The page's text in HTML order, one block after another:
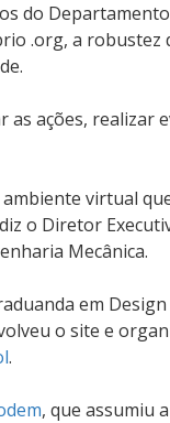
do
.org, a
as ações,
virtual
o Diretor
Mecânica.
em
o site e
.
, que assumiu